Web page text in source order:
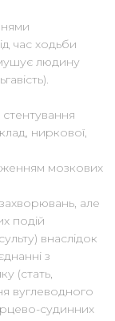
час ходьби
людину
ниркової,
мозкових
але
подій
внаслідок
з
(стать,
вуглеводного
судинних